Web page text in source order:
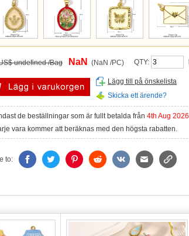
undefined /Bag NaN (NaN /PC) QTY:
Lägg till på önskelista
Skicka ett ärende?
de beställningar som är fullt betalda från 4th Aug 2026
vara kommer att beräknas med den högsta rabatten.
to: